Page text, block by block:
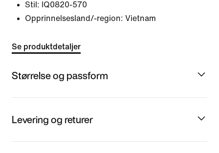
Stil: IQ0820-570
Opprinnelsesland/-region: Vietnam
Se produktdetaljer
Størrelse og passform
Levering og returer